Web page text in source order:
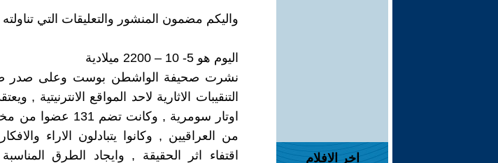
اخر الافلام
واليكم مضمون المنشور والتعليقات التي
اليوم هو 5- 10 – 2200 ميلادية
نشرت صحيفة الواشطن بوست وعلى صدر
التنقيبات الاثارية لاحد المواقع الانترنيتية ,
اوتار سومرية ,
من العراقيين , وكانوا يتبادلون الاراء
اقتفاء اثر الحقيقة , وايجاد الطرق